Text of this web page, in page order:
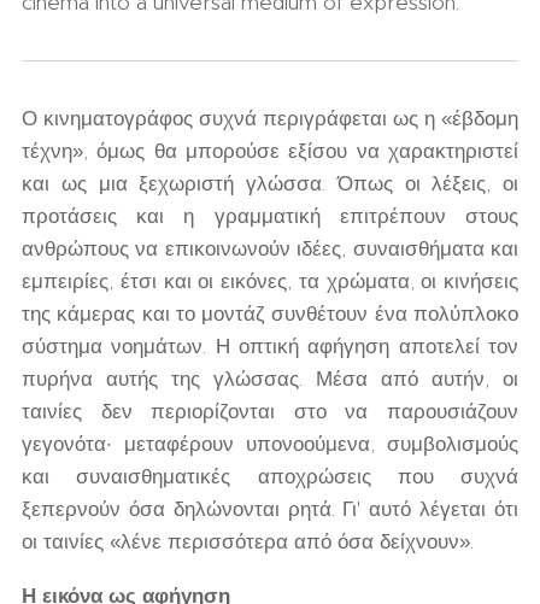
Ο κινηματογράφος συχνά περιγράφεται ως η «έβδομη
τέχνη», όμως θα μπορούσε εξίσου να χαρακτηριστεί
και ως μια ξεχωριστή γλώσσα. Όπως οι λέξεις, οι
προτάσεις και η γραμματική επιτρέπουν στους
ανθρώπους να επικοινωνούν ιδέες, συναισθήματα και
εμπειρίες, έτσι και οι εικόνες, τα χρώματα, οι κινήσεις
της κάμερας και το μοντάζ συνθέτουν ένα πολύπλοκο
σύστημα νοημάτων. Η οπτική αφήγηση αποτελεί τον
πυρήνα αυτής της γλώσσας. Μέσα από αυτήν, οι
ταινίες δεν περιορίζονται στο να παρουσιάζουν
γεγονότα· μεταφέρουν υπονοούμενα, συμβολισμούς
και συναισθηματικές αποχρώσεις που συχνά
ξεπερνούν όσα δηλώνονται ρητά. Γι' αυτό λέγεται ότι
οι ταινίες «λένε περισσότερα από όσα δείχνουν».
Η εικόνα ως αφήγηση